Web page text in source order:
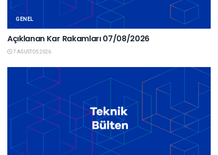
GENEL
Açıklanan Kar Rakamları 07/08/2026
7 AĞUSTOS 2026